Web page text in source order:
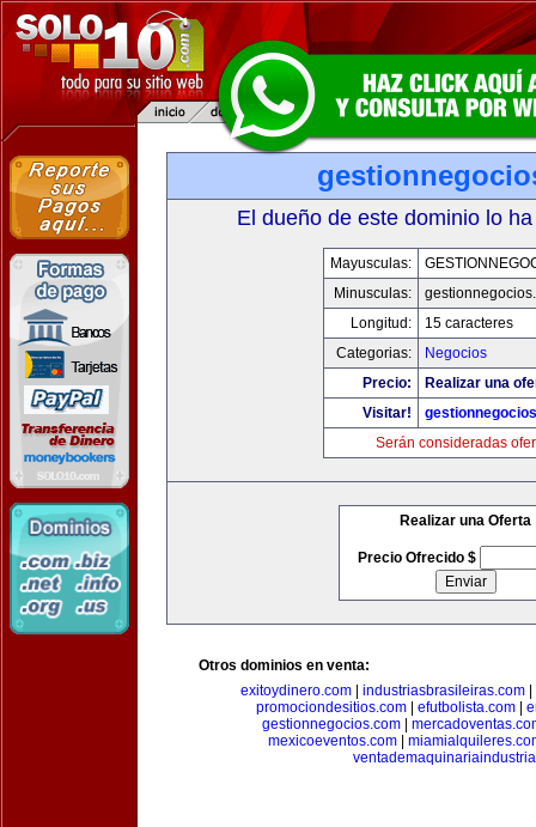
El dueño de este dominio lo
Mayusculas:
Minusculas:
Longitud:
15 caracteres
Categorias:
Negocios
Precio:
Realizar una
Visitar!
Serán consideradas
Realizar una Oferta
Precio Ofrecido $
Otros dominios en venta:
exitoydinero.com
industriasbrasileiras.com
promociondesitios.com| efutbolista.com|
gestionnegocios.com
mexicoeventos.com